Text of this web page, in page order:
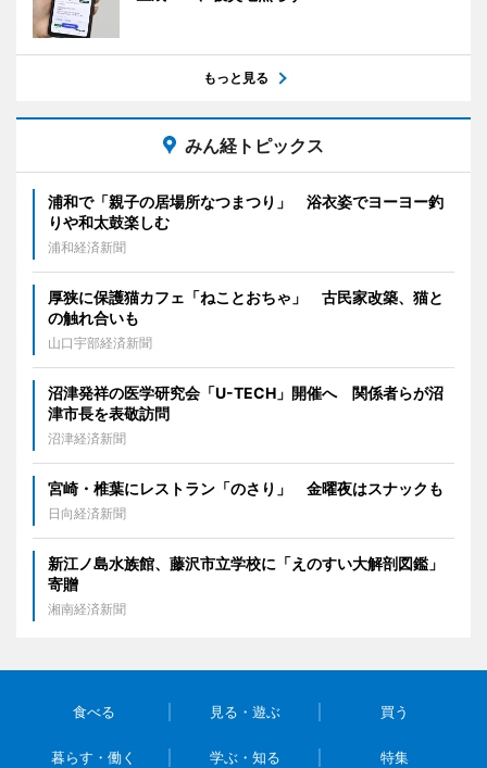
もっと見る
みん経トピックス
浦和で「親子の居場所なつまつり」 浴衣姿でヨーヨー釣
りや和太鼓楽しむ
浦和経済新聞
厚狭に保護猫カフェ「ねことおちゃ」 古民家改築、猫と
の触れ合いも
山口宇部経済新聞
沼津発祥の医学研究会「U-TECH」開催へ 関係者らが沼
津市長を表敬訪問
沼津経済新聞
宮崎・椎葉にレストラン「のさり」 金曜夜はスナックも
日向経済新聞
新江ノ島水族館、藤沢市立学校に「えのすい大解剖図鑑」
寄贈
湘南経済新聞
食べる 見る・遊ぶ 買う
暮らす・働く 学ぶ・知る 特集